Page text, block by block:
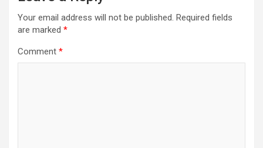
Your email address will not be published. Required fields
are marked *
Comment *